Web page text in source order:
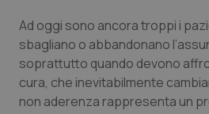
Liguria
Lombardia
Disturbi dell’umore
Dolore
Ad oggi sono ancora troppi i
sbagliano o abbandonano
soprattutto quando devono
cura, che inevitabilmente
non aderenza rappresenta un